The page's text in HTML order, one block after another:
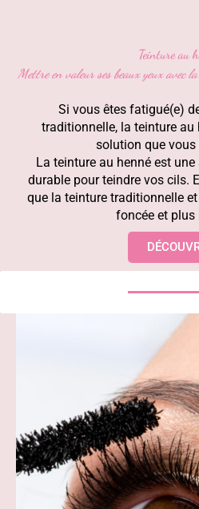
Teinture au
Mettre en valeur ses beaux yeux avec
Si vous êtes fatigué(e)
traditionnelle, la teinture au
solution que vous
La teinture au henné est
durable pour teindre vos cils.
que la teinture traditionnelle
foncée et plus